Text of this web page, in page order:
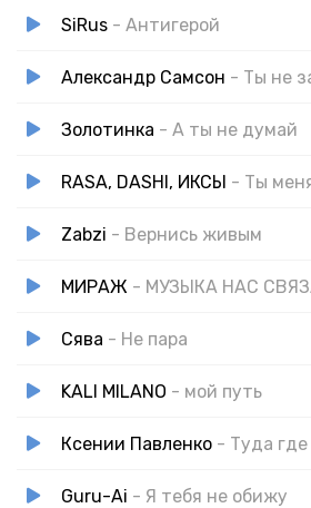
SiRus - Антигерой
Александр Самсон - Ты не
Золотинка - А ты не думай
RASA, DASHI, ИКСЫ - Ты
Zabzi - Вернись живым
МИРАЖ - МУЗЫКА НАС СВЯЗАЛА
Сява - Не пара
KALI MILANO - мой путь
Ксении Павленко - Туда где
Guru-Ai - Я тебя не обижу